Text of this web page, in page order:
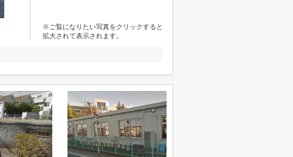
※ご覧になりたい写真をクリックすると
拡大されて表示されます。